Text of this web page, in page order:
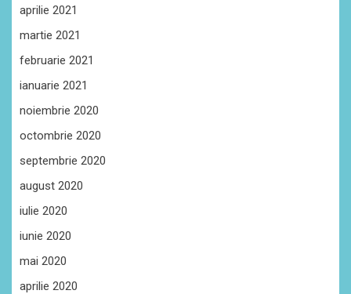
aprilie 2021
martie 2021
februarie 2021
ianuarie 2021
noiembrie 2020
octombrie 2020
septembrie 2020
august 2020
iulie 2020
iunie 2020
mai 2020
aprilie 2020